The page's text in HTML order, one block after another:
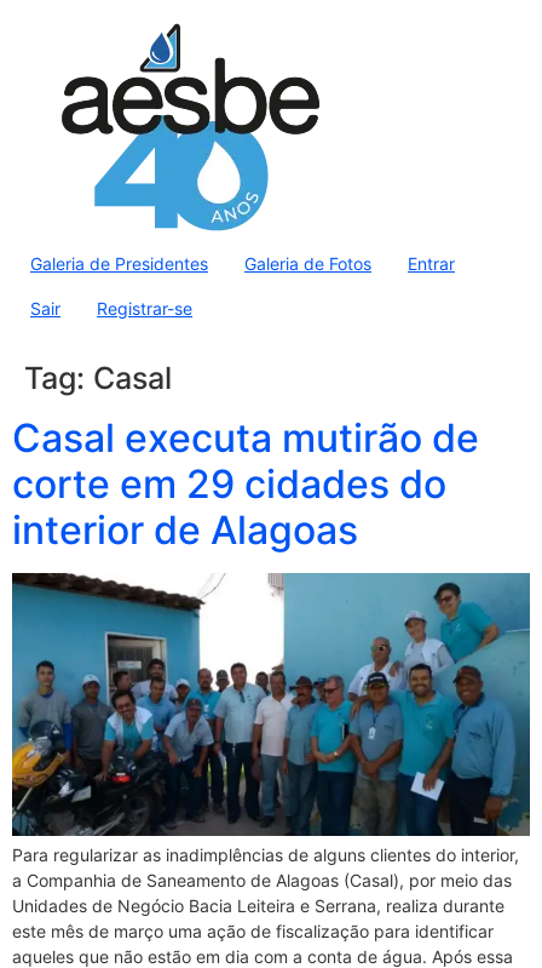
Galeria de Presidentes Galeria de Fotos Entrar
Sair Registrar-se
Tag: Casal
Casal executa mutirão de
corte em 29 cidades do
interior de Alagoas
Para regularizar as inadimplências de alguns clientes do interior,
a Companhia de Saneamento de Alagoas (Casal), por meio das
Unidades de Negócio Bacia Leiteira e Serrana, realiza durante
este mês de março uma ação de fiscalização para identificar
aqueles que não estão em dia com a conta de água. Após essa